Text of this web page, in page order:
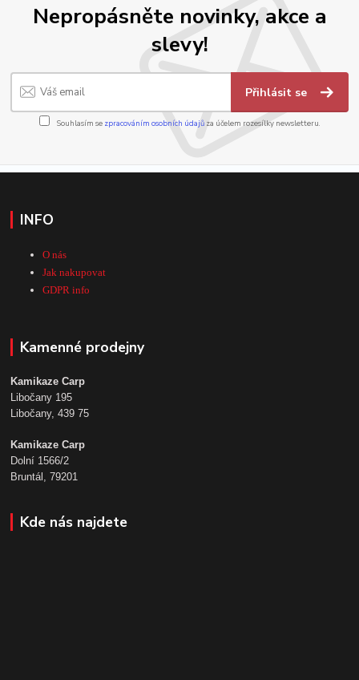
Nepropásněte novinky, akce a
slevy!
Přihlásit se
Souhlasím se zpracováním osobních údajůza účelem rozesílky newsletteru.
INFO
O nás
Jak nakupovat
GDPR info
Kamenné prodejny
Kamikaze Carp
Libočany 195
Libočany, 439 75
Kamikaze Carp
Dolní 1566/2
Bruntál, 79201
Kde nás najdete